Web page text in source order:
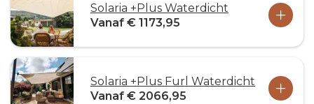
Solaria +Plus Waterdicht
Vanaf € 1173,95
Solaria +Plus Furl Waterdicht
Vanaf € 2066,95